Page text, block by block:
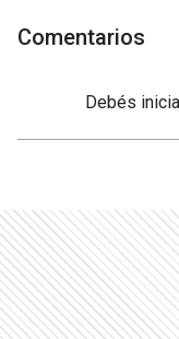
Comentarios
Debés